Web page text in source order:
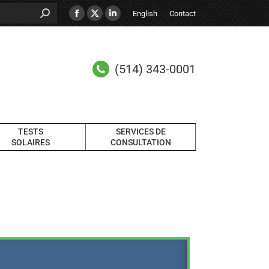
English Contact
(514) 343-0001
TESTS
SOLAIRES
SERVICES DE
CONSULTATION